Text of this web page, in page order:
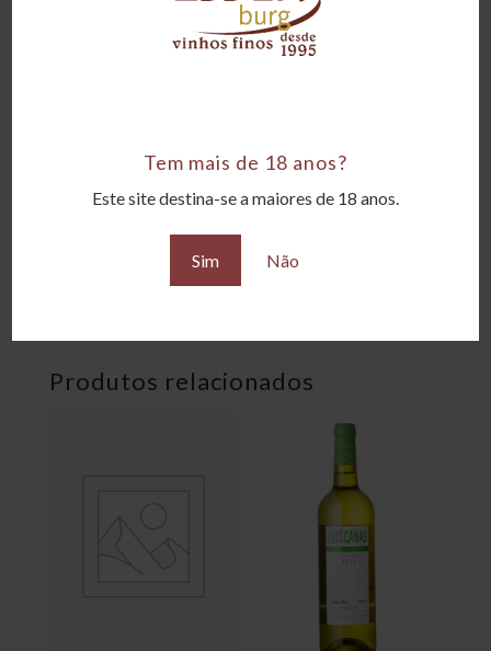
Tem mais de 18 anos?
Este site destina-se a maiores de 18 anos.
Sim Não
Tamanho da garrafa
Temperatura de serviço
Produtos relacionados